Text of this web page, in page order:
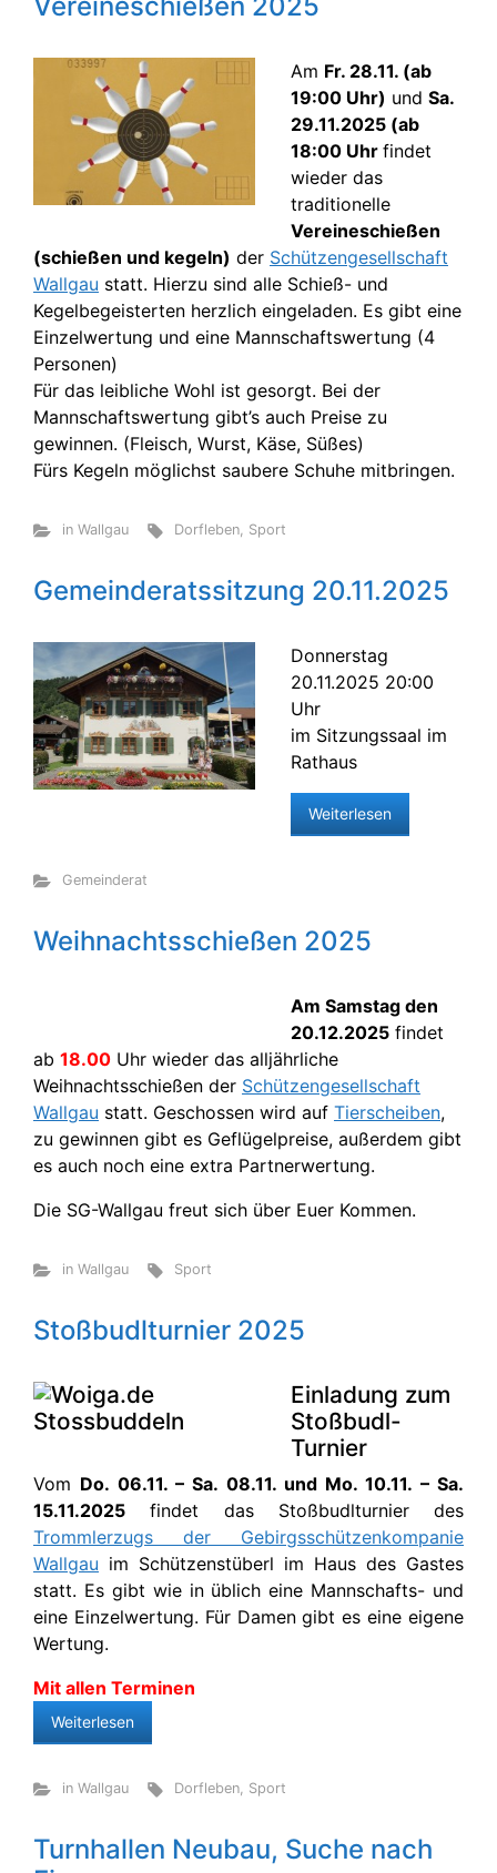
Am Fr. 28.11. (ab
19:00 Uhr) und Sa.
29.11.2025 (ab
18:00 Uhr findet
wieder das
traditionelle
Vereineschießen
(schießen und kegeln) der Schützengesellschaft
Wallgau statt. Hierzu sind alle Schieß- und
Kegelbegeisterten herzlich eingeladen. Es gibt eine
Einzelwertung und eine Mannschaftswertung (4
Personen)
Für das leibliche Wohl ist gesorgt. Bei der
Mannschaftswertung gibt’s auch Preise zu
gewinnen. (Fleisch, Wurst, Käse, Süßes)
Fürs Kegeln möglichst saubere Schuhe mitbringen.
in Wallgau Dorfleben, Sport
Gemeinderatssitzung 20.11.2025
Donnerstag
20.11.2025 20:00
Uhr
im Sitzungssaal im
Rathaus
Weiterlesen
Gemeinderat
Weihnachtsschießen 2025
Am Samstag den
20.12.2025 findet
ab 18.00 Uhr wieder das alljährliche
Weihnachtsschießen der Schützengesellschaft
Wallgau statt. Geschossen wird auf Tierscheiben,
zu gewinnen gibt es Geflügelpreise, außerdem gibt
es auch noch eine extra Partnerwertung.
Die SG-Wallgau freut sich über Euer Kommen.
in Wallgau Sport
Stoßbudlturnier 2025
Einladung zum
Stoßbudl-
Turnier
Vom Do. 06.11. – Sa. 08.11. und Mo. 10.11. – Sa.
15.11.2025 findet das Stoßbudlturnier des
Trommlerzugs der Gebirgsschützenkompanie
Wallgau im Schützenstüberl im Haus des Gastes
statt. Es gibt wie in üblich eine Mannschafts- und
eine Einzelwertung. Für Damen gibt es eine eigene
Wertung.
Mit allen Terminen
Weiterlesen
in Wallgau Dorfleben, Sport
Turnhallen Neubau, Suche nach